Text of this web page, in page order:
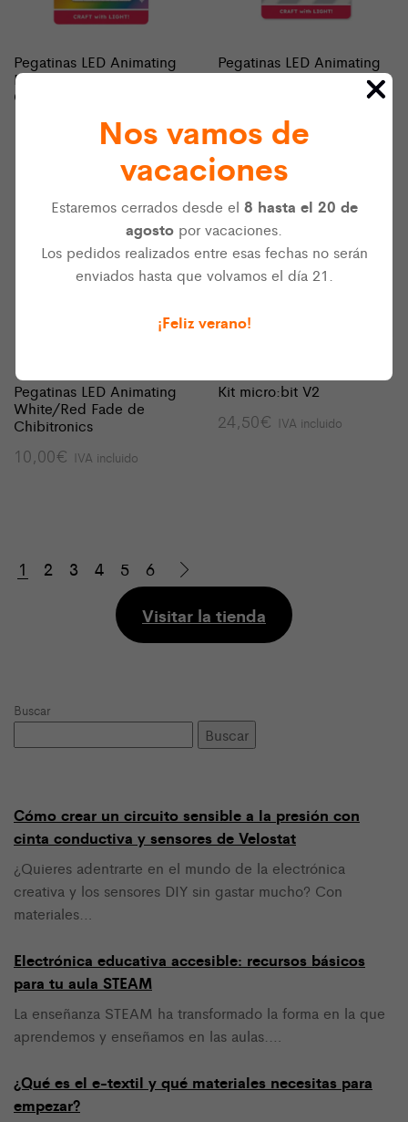
Pegatinas LED Animating
Rainbow Fade de
Chibitronics
IVA incluido
Pegatinas LED Animating
White Blink de
10,00€ IVA incluido
Pegatinas LED Animating
White/Red Fade de
Chibitronics
10,00€ IVA incluido
Kit micro:bit V2
24,50€ IVA incluido
1 2 3 4 5 6
Visitar la tienda
Buscar
Buscar
Cómo crear un circuito sensible a la presión con
cinta conductiva y sensores de Velostat
¿Quieres adentrarte en el mundo de la electrónica
creativa y los sensores DIY sin gastar mucho? Con
materiales…
Electrónica educativa accesible: recursos básicos
para tu aula STEAM
La enseñanza STEAM ha transformado la forma en la que
aprendemos y enseñamos en las aulas.…
¿Qué es el e-textil y qué materiales necesitas para
empezar?
Nos vamos de
vacaciones
Estaremos cerrados desde el 8 hasta el 20 de
agosto por vacaciones.
Los pedidos realizados entre esas fechas no serán
enviados hasta que volvamos el día 21.
¡Feliz verano!